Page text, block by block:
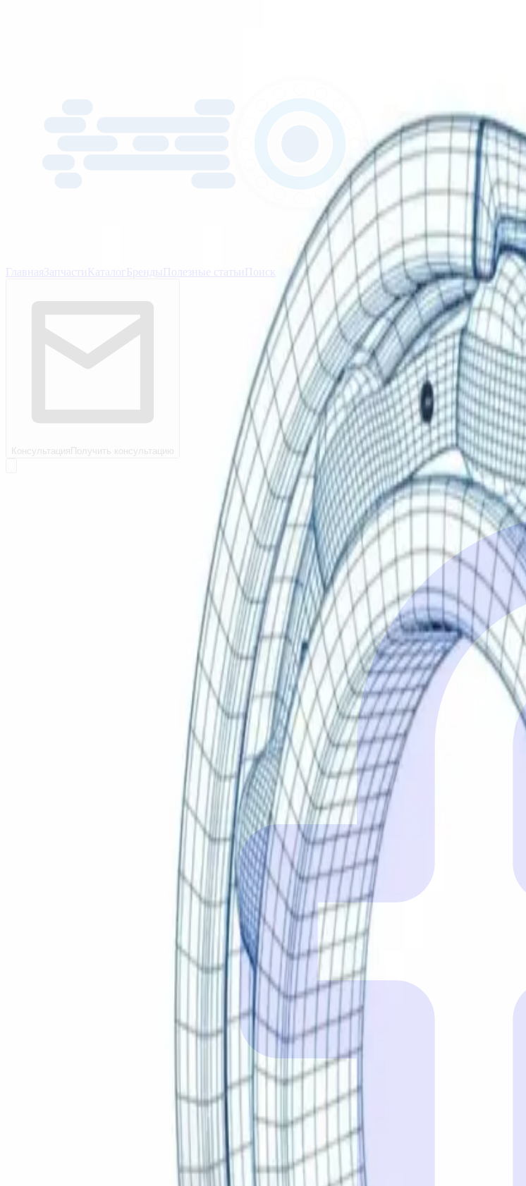
Главная Запчасти КаталогБренды Полезные статьи Поиск
Консультация Получить консультацию